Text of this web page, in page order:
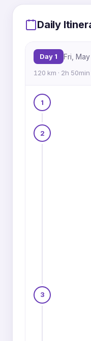
1
Daily
Day 1 Fri, May
120 km · 2h 50min
1
2
3